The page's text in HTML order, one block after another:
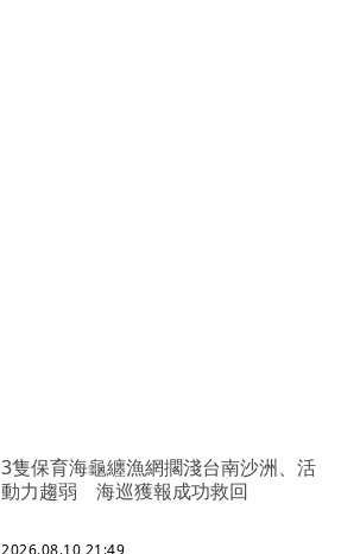
3隻保育海龜纏漁網擱淺台南沙洲、活
動力趨弱 海巡獲報成功救回
2026.08.10 21:49